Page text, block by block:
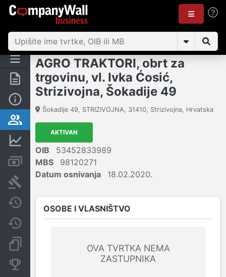
Sažetak
Osnovne informacije
Financijski podaci
Računi i blokade
Dokumenti i objave
AGRO TRAKTORI, obrt za
trgovinu, vl. Ivka Ćosić,
Strizivojna, Šokadije 49
Šokadije 49, STRIZIVOJNA, 31410, Strizivojna, Hrvatska
AKTIVAN
OIB
53452833989
MBS
98120271
Datum osnivanja
18.02.2020.
OSOBE I VLASNIŠTVO
OVA TVRTKA NEMA
ZASTUPNIKA